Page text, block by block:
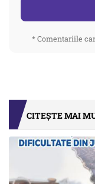
* Comentariile
CITEȘTE MAI